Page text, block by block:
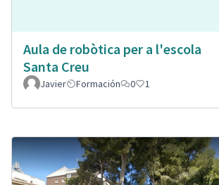
Aula de robòtica per a l'escola
Santa Creu
Javier Formación 0 1